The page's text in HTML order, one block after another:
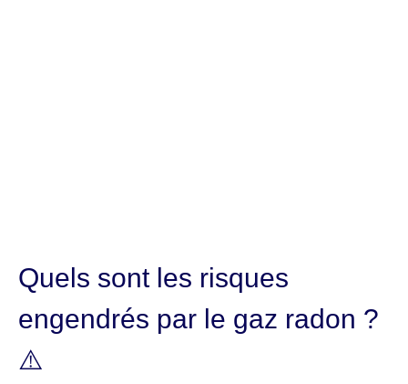
Quels sont les risques
engendrés par le gaz radon ?
⚠️